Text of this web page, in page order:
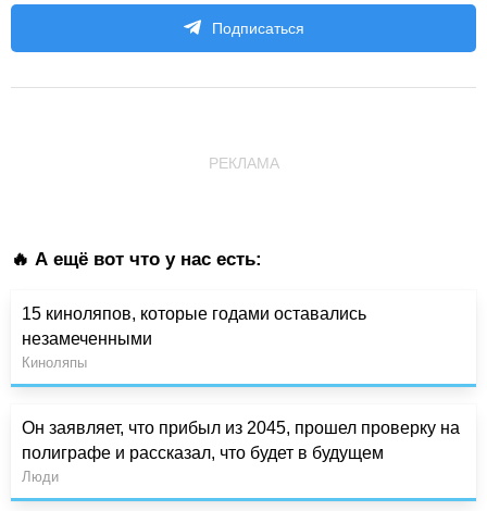
Подписаться
РЕКЛАМА
🔥 А ещё вот что у нас есть:
15 киноляпов, которые годами оставались
незамеченными
Киноляпы
Он заявляет, что прибыл из 2045, прошел проверку на
полиграфе и рассказал, что будет в будущем
Люди